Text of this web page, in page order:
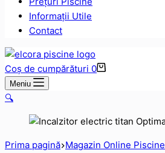
Informații Utile
Contact
Coș de cumpărături 0
Meniu
🔍
Prima pagină Magazin Online Piscine